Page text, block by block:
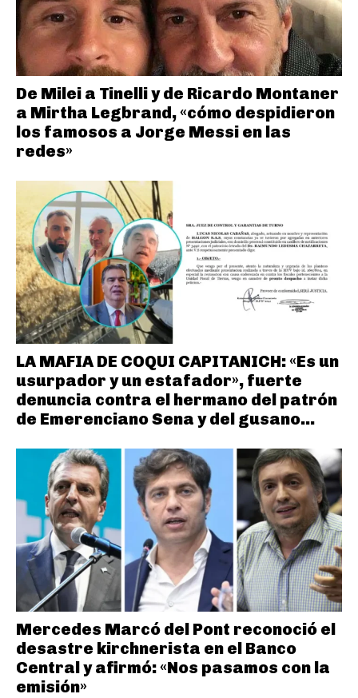
De Milei a Tinelli y de Ricardo Montaner
a Mirtha Legbrand, «cómo despidieron
los famosos a Jorge Messi en las
redes»
LA MAFIA DE COQUI CAPITANICH: «Es un
usurpador y un estafador», fuerte
denuncia contra el hermano del patrón
de Emerenciano Sena y del gusano...
Mercedes Marcó del Pont reconoció el
desastre kirchnerista en el Banco
Central y afirmó: «Nos pasamos con la
emisión»